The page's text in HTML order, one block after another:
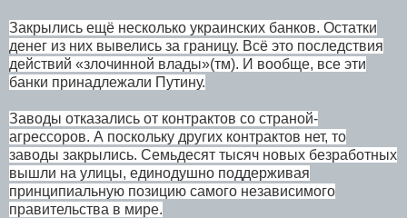
Закрылись ещё несколько украинских банков. Остатки
денег из них вывелись за границу. Всё это последствия
действий «злочинной влады»(тм). И вообще, все эти
банки принадлежали Путину.
Заводы отказались от контрактов со страной-
агрессоров. А поскольку других контрактов нет, то
заводы закрылись. Семьдесят тысяч новых безработных
вышли на улицы, единодушно поддерживая
принципиальную позицию самого независимого
правительства в мире.